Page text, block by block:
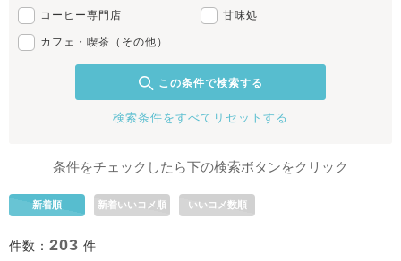
コーヒー専門店 甘味処
カフェ・喫茶（その他）
この条件で検索する
検索条件をすべてリセットする
条件をチェックしたら下の検索ボタンをクリック
新着順 新着いいコメ順 いいコメ数順
件数： 203 件